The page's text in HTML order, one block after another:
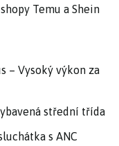
Temu a Shein
– Vysoký výkon za
střední třída
s ANC